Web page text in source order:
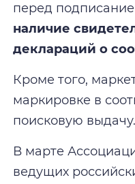
перед
наличие
деклараций о
Кроме того,
маркировке в
поисковую выдачу.
В марте
ведущих